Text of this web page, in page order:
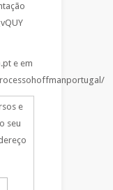
e em
e
seu